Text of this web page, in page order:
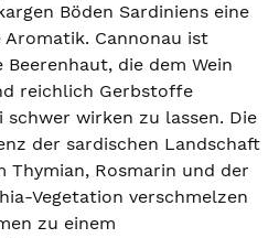
Böden Sardiniens eine
Aromatik. Cannonau ist
die dem Wein
reichlich Gerbstoffe
wirken zu lassen. Die
der sardischen Landschaft
Thymian, Rosmarin und der
Vegetation verschmelzen
zu einem